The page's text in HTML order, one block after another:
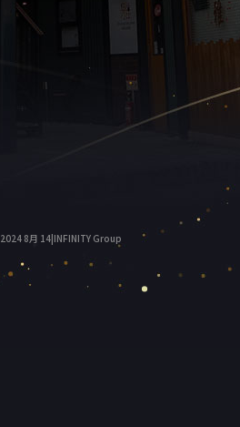
2024 8月 14|INFINITY Group